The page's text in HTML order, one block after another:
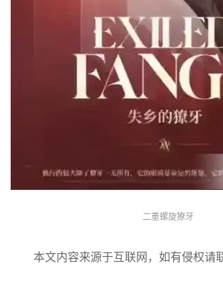
二重螺旋獠牙
本文内容来源于互联网，如有侵权请